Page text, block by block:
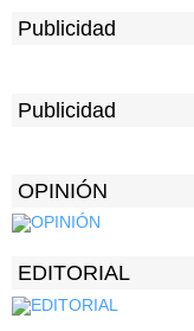
Publicidad
Publicidad
OPINIÓN
EDITORIAL